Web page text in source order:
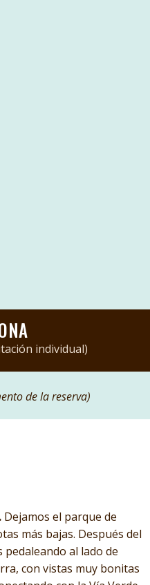
individual)
de la reserva)
Dejamos el parque de
más bajas. Después del
al lado de
con vistas muy bonitas